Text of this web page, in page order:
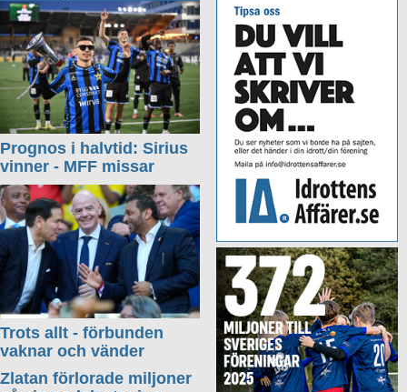
Prognos i halvtid: Sirius
vinner - MFF missar
Trots allt - förbunden
vaknar och vänder
Zlatan förlorade miljoner